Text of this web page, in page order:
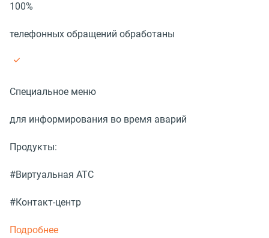
100%
телефонных обращений обработаны
Специальное меню
для информирования во время аварий
Продукты:
#Виртуальная АТС
#Контакт-центр
Подробнее